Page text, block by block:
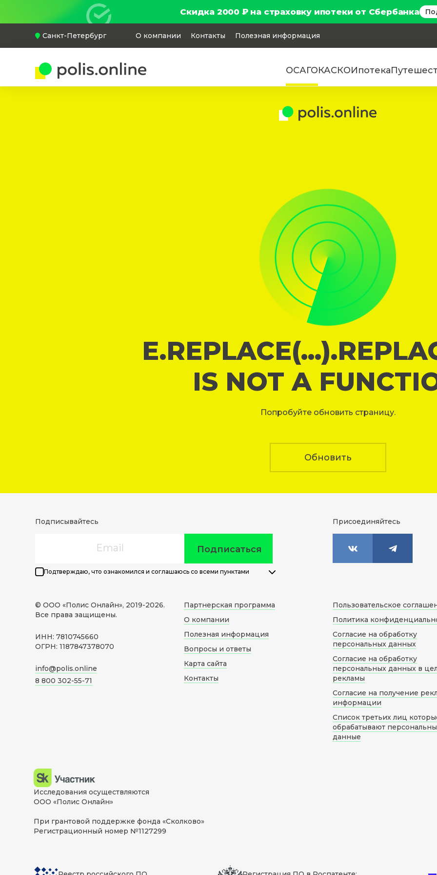
Скидка 2000 ₽ на страховку ипотеки от Сбербанка
Санкт-Петербург О компании Контакты Полезная информация
ОСАГОКАСКОИпотека
IS NOT A
Попробуйте обновить страницу.
Обновить
Подписывайтесь
Подписаться
Подтверждаю, что ознакомился и соглашаюсь со всеми пунктами
Присоединяйтесь
© ООО «Полис Онлайн», 2019-2026.
Все права защищены.
ИНН: 7810745660
ОГРН: 1187847378070
info@polis.online
8 800 302-55-71
Партнерская программа
О компании
Полезная информация
Вопросы и ответы
Карта сайта
Контакты
Пользовательское
Политика
Согласие на обработку
персональных данных
Согласие на обработку
персональных данных в
рекламы
Согласие на получение
информации
Список третьих лиц
обрабатывают
данные
Исследования осуществляются
ООО «Полис Онлайн»
При грантовой поддержке фонда «Сколково»
Регистрационный номер №1127299